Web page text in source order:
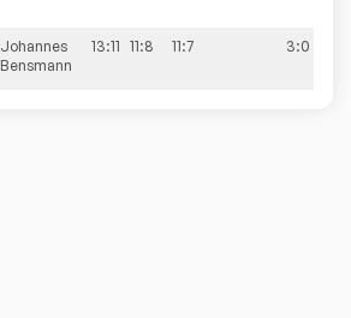
Johannes
Bensmann
13:11 11:8 11:7 3:0